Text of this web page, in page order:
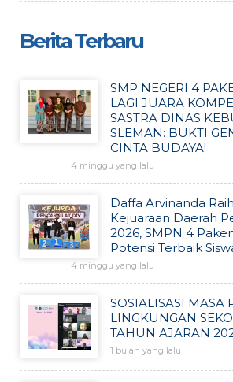
Berita Terbaru
SMP NEGERI 4
LAGI JUARA
SASTRA DINAS
SLEMAN: BUKTI
CINTA BUDAYA!
4 minggu yang lalu
Daffa Arvinanda
Kejuaraan Daerah
2026, SMPN 4
Potensi Terbaik
4 minggu yang lalu
SOSIALISASI MASA
LINGKUNGAN
TAHUN AJARAN
1 bulan yang lalu